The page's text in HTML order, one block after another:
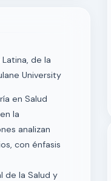
de la
University
en Salud
la
analizan
con énfasis
de la Salud y